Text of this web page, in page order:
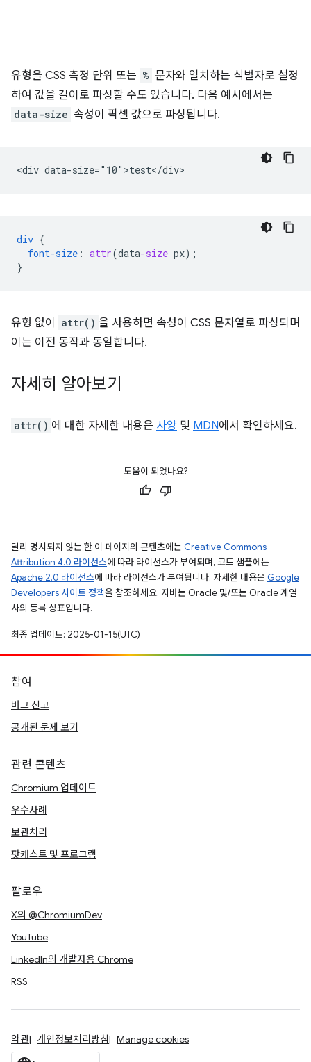
유형을 CSS 측정 단위 또는 % 문자와 일치하는 식별자로 설정
하여 값을 길이로 파싱할 수도 있습니다. 다음 예시에서는
data-size 속성이 픽셀 값으로 파싱됩니다.
div {
font-size : attr(data-size px);
}
유형 없이 attr() 을 사용하면 속성이 CSS 문자열로 파싱되며
이는 이전 동작과 동일합니다.
자세히 알아보기
attr() 에 대한 자세한 내용은 사양 및 MDN에서 확인하세요.
도움이 되었나요?
달리 명시되지 않는 한 이 페이지의 콘텐츠에는 Creative Commons
Attribution 4.0 라이선스에 따라 라이선스가 부여되며, 코드 샘플에는
Apache 2.0 라이선스에 따라 라이선스가 부여됩니다. 자세한 내용은 Google
Developers 사이트 정책을 참조하세요. 자바는 Oracle 및/또는 Oracle 계열
사의 등록 상표입니다.
최종 업데이트: 2025-01-15(UTC)
참여
버그 신고
공개된 문제 보기
관련 콘텐츠
Chromium 업데이트
우수사례
보관처리
팟캐스트 및 프로그램
팔로우
X의 @ChromiumDev
YouTube
LinkedIn의 개발자용 Chrome
RSS
약관 개인정보처리방침 Manage cookies